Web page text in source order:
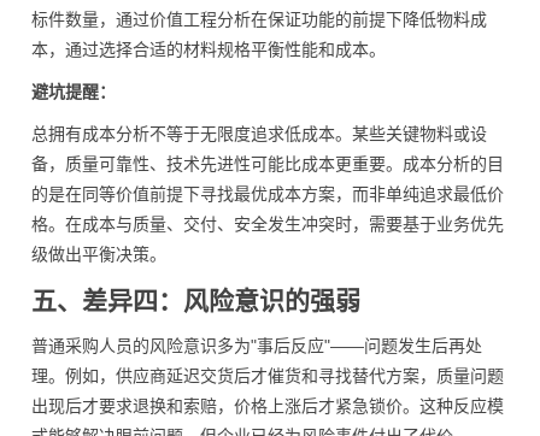
标件数量，通过价值工程分析在保证功能的前提下降低物料成
本，通过选择合适的材料规格平衡性能和成本。
避坑提醒：
总拥有成本分析不等于无限度追求低成本。某些关键物料或设
备，质量可靠性、技术先进性可能比成本更重要。成本分析的目
的是在同等价值前提下寻找最优成本方案，而非单纯追求最低价
格。在成本与质量、交付、安全发生冲突时，需要基于业务优先
级做出平衡决策。
五、差异四：风险意识的强弱
普通采购人员的风险意识多为"事后反应"——问题发生后再处
理。例如，供应商延迟交货后才催货和寻找替代方案，质量问题
出现后才要求退换和索赔，价格上涨后才紧急锁价。这种反应模